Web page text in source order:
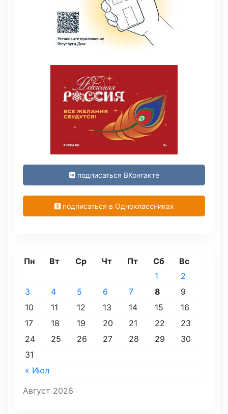
подписаться ВКонтакте
подписаться в Одноклассниках
Август 2026
Пн Вт Ср Чт Пт Сб Вс
« Июл
1
2
3
4 5 6 7 8
9
10
11 12 13 14 15
16
17
18 19 20 21 22
23
24
25 26 27 28 29
30
31